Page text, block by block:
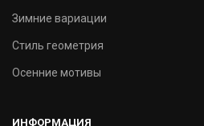
Зимние вариации
Стиль геометрия
Осенние мотивы
ИНФОРМАЦИЯ